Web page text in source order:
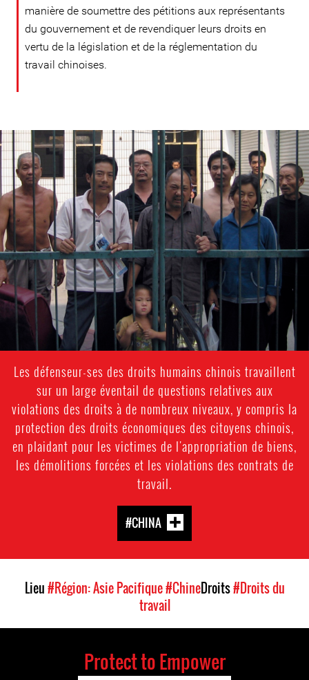
manière de soumettre des pétitions aux représentants
du gouvernement et de revendiquer leurs droits en
vertu de la législation et de la réglementation du
travail chinoises.
#China-
general-
context.jpg
Les défenseur-ses des droits humains chinois travaillent
sur un large éventail de questions relatives aux
violations des droits à de nombreux niveaux, y compris la
protection des droits économiques des citoyens chinois,
en plaidant pour les victimes de l'appropriation de biens,
les démolitions forcées et les violations des contrats de
travail.
#CHINA
Lieu#Région: Asie Pacifique#ChineDroits#Droits du
travail
Protect to Empower